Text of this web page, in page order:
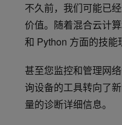
不久前，我们可能已
价值。随着混合云计
和 Python 方面的技能
甚至您监控和管理网
询设备的工具转向了
量的诊断详细信息。